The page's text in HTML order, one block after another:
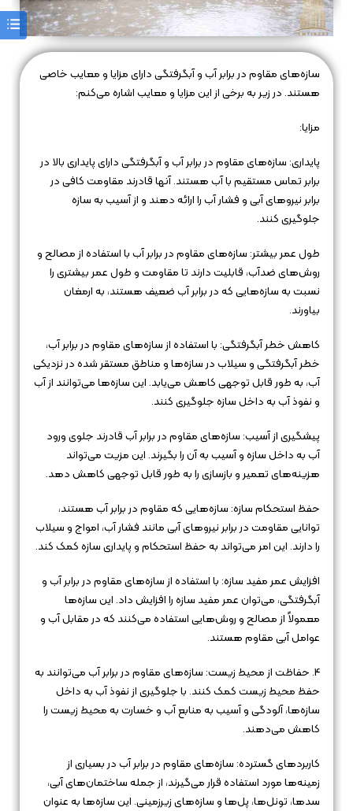
سازه‌های مقاوم در برابر آب و آبگرفتگی دارای مزایا و معایب خاصی
هستند. در زیر به برخی از این مزایا و معایب اشاره می‌کنم:
مزایا:
پایداری: سازه‌های مقاوم در برابر آب و آبگرفتگی دارای پایداری بالا در
برابر تماس مستقیم با آب هستند. آنها قادرند مقاومت کافی در
برابر نیروهای آبی و فشار آب را ارائه دهند و از آسیب به سازه
جلوگیری کنند.
طول عمر بیشتر: سازه‌های مقاوم در برابر آب با استفاده از مصالح و
روش‌های ضدآب، قابلیت دارند تا مقاومت و طول عمر بیشتری را
نسبت به سازه‌هایی که در برابر آب ضعیف هستند، به ارمغان
بیاورند.
کاهش خطر آبگرفتگی: با استفاده از سازه‌های مقاوم در برابر آب،
خطر آبگرفتگی و سیلاب در سازه‌ها و مناطق مستقر شده در نزدیکی
آب، به طور قابل توجهی کاهش می‌یابد. این سازه‌ها می‌توانند از آب
و نفوذ آب به داخل سازه جلوگیری کنند.
پیشگیری از آسیب: سازه‌های مقاوم در برابر آب قادرند جلوی ورود
آب به داخل سازه و آسیب به آن را بگیرند. این مزیت می‌تواند
هزینه‌های تعمیر و بازسازی را به طور قابل توجهی کاهش دهد.
حفظ استحکام سازه: سازه‌هایی که مقاوم در برابر آب هستند،
توانایی مقاومت در برابر نیروهای آبی مانند فشار آب، امواج و سیلاب
را دارند. این امر می‌تواند به حفظ استحکام و پایداری سازه کمک کند.
افزایش عمر مفید سازه: با استفاده از سازه‌های مقاوم در برابر آب و
آبگرفتگی، می‌توان عمر مفید سازه را افزایش داد. این سازه‌ها
معمولاً از مصالح و روش‌هایی استفاده می‌کنند که در مقابل آب و
عوامل آبی مقاوم هستند.
4. حفاظت از محیط زیست: سازه‌های مقاوم در برابر آب می‌توانند به
حفظ محیط زیست کمک کنند. با جلوگیری از نفوذ آب به داخل
سازه‌ها، آلودگی و آسیب به منابع آب و خسارت به محیط زیست را
کاهش می‌دهند.
کاربردهای گسترده: سازه‌های مقاوم در برابر آب در بسیاری از
زمینه‌ها مورد استفاده قرار می‌گیرند، از جمله ساختمان‌های آبی،
سدها، تونل‌ها، پل‌ها و سازه‌های زیرزمینی. این سازه‌ها به عنوان